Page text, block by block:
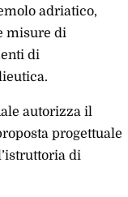
adriatico,
misure di
di
autorizza il
progettuale
di